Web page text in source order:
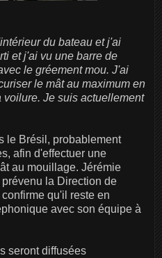
du bateau et j'ai
et j'ai vu une barre de
le gréement mou. J'ai
le mât au maximum en
Je suis actuellement
le Brésil, probablement
afin d'effectuer une
au mouillage. Jérémie
la Direction de
qu'il reste en
avec son équipe à
seront diffusées